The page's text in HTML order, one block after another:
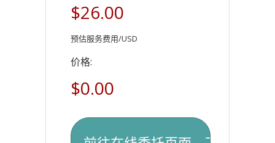
$26.00
预估服务费用/USD
价格:
$0.00